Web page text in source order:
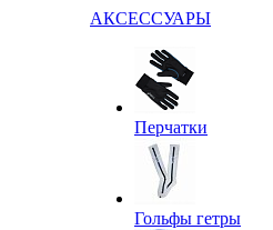
АКСЕССУАРЫ
Перчатки
Гольфы гетры